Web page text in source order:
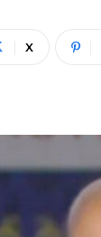
X